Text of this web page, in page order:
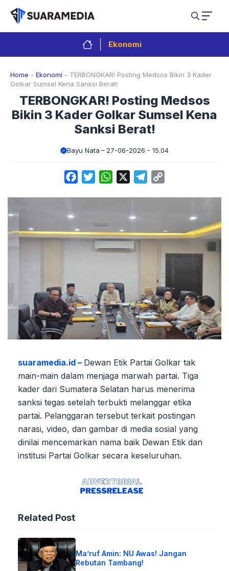
Langsung
isi
Ekonomi
Home - Ekonomi - TERBONGKAR! Posting Medsos Bikin 3 Kader
Golkar Sumsel Kena Sanksi Berat!
TERBONGKAR! Posting Medsos
Bikin 3 Kader Golkar Sumsel Kena
Sanksi Berat!
Bayu Nata 27-06-2026 - 15.04
FacebookTwitterWhatsApp Telegram
suaramedia.id – Dewan Etik Partai Golkar tak
main-main dalam menjaga marwah partai. Tiga
kader dari Sumatera Selatan harus menerima
sanksi tegas setelah terbukti melanggar etika
partai. Pelanggaran tersebut terkait postingan
narasi, video, dan gambar di media sosial yang
dinilai mencemarkan nama baik Dewan Etik dan
institusi Partai Golkar secara keseluruhan.
Related Post
Ma’ruf Amin: NU Awas! Jangan
Rebutan Tambang!